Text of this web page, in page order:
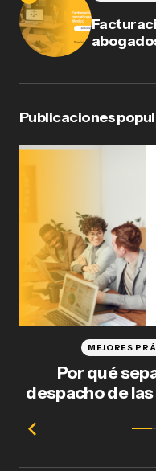
Publicaciones
Por qué
despacho de
MEJORES